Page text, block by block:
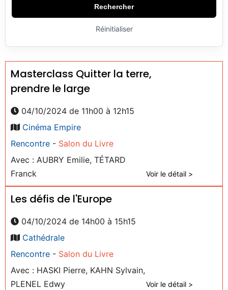
Rechercher
Réinitialiser
Masterclass Quitter la terre,
prendre le large
04/10/2024 de 11h00 à 12h15
Cinéma Empire
Rencontre - Salon du Livre
Avec : AUBRY Emilie, TÉTARD
Franck
Voir le détail >
Les défis de l'Europe
04/10/2024 de 14h00 à 15h15
Cathédrale
Rencontre - Salon du Livre
Avec : HASKI Pierre, KAHN Sylvain,
PLENEL Edwy
Voir le détail >